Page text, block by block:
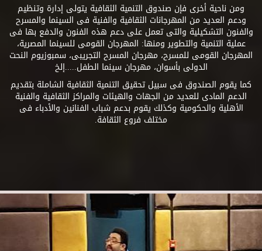
ومن ناحية أخرى فإن صندوق التنمية الثقافية يتولى إدارة وتنظيم
ودعم العديد من المهرجانات الثقافية والفنية فى السينما والمسرح
والفنون التشكيلية والتى تعمل على دعم هذه الفنون والدفع بها فى
عملية التنمية والتطوير ومنها: المهرجان القومى للسينما المصرية،
المهرجان القومى للمسرح، مهرجان المسرح التجريبى، سمبوزيوم النحت
الدولى بأسوان، مهرجان سينما الطفل.....إلخ
كما يقوم الصندوق فى سبيل تحقيق التنمية الثقافية الشاملة بتقديم
الدعم المادى للعديد من الجهات والهيئات والمراكز الثقافية والفنية
الأهلية والحكومية وكذلك يقوم بدعم شباب الفنانين والأدباء فى
مختلف فروع الثقافة.